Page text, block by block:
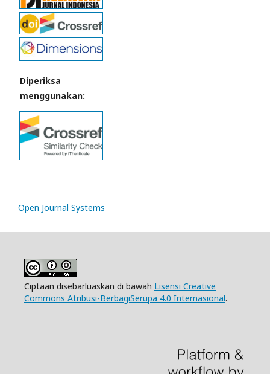
Diperiksa
menggunakan:
Open Journal Systems
Ciptaan disebarluaskan di bawah Lisensi Creative
Commons Atribusi-BerbagiSerupa 4.0 Internasional.